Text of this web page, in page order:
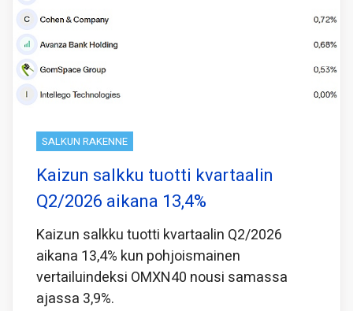
SALKUN RAKENNE
Kaizun salkku tuotti kvartaalin
Q2/2026 aikana 13,4%
Kaizun salkku tuotti kvartaalin Q2/2026
aikana 13,4% kun pohjoismainen
vertailuindeksi OMXN40 nousi samassa
ajassa 3,9%.